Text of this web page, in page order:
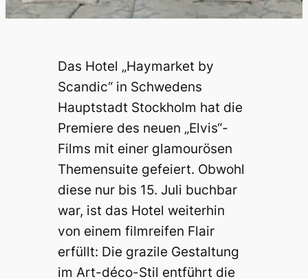
Das Hotel „Haymarket by
Scandic“ in Schwedens
Hauptstadt Stockholm hat die
Premiere des neuen „Elvis“-
Films mit einer glamourösen
Themensuite gefeiert. Obwohl
diese nur bis 15. Juli buchbar
war, ist das Hotel weiterhin
von einem filmreifen Flair
erfüllt: Die grazile Gestaltung
im Art-déco-Stil entführt die